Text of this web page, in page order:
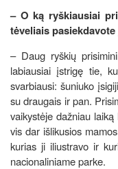
– O ką ryškiausiai
tėveliais
– Daug ryškių
labiausiai įstrigę tie,
svarbiausi: šuniuko
su draugais ir pan.
vaikystėje dažniau
vis dar išlikusios
kurias ji iliustravo ir
nacionaliniame parke.